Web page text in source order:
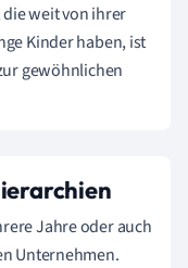
weit von ihrer
Kinder haben, ist
gewöhnlichen
Jahre oder auch
Unternehmen.